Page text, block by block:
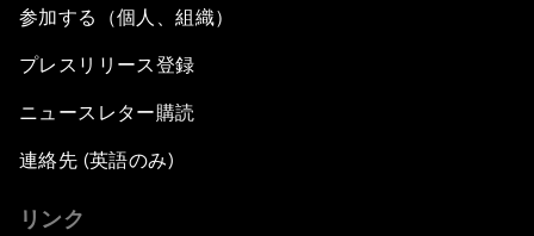
参加する（個人、組織）
プレスリリース登録
ニュースレター購読
連絡先 (英語のみ)
リンク